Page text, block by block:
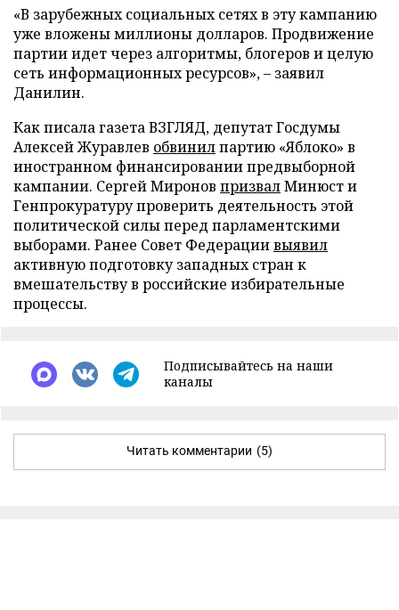
«В зарубежных социальных сетях в эту кампанию
уже вложены миллионы долларов. Продвижение
партии идет через алгоритмы, блогеров и целую
сеть информационных ресурсов», – заявил
Данилин.
Как писала газета ВЗГЛЯД, депутат Госдумы
Алексей Журавлев обвинилпартию «Яблоко» в
иностранном финансировании предвыборной
кампании. Сергей Миронов призвалМинюст и
Генпрокуратуру проверить деятельность этой
политической силы перед парламентскими
выборами. Ранее Совет Федерациивыявил
активную подготовку западных стран к
вмешательству в российские избирательные
процессы.
Подписывайтесь на наши
каналы
Читать комментарии (5)